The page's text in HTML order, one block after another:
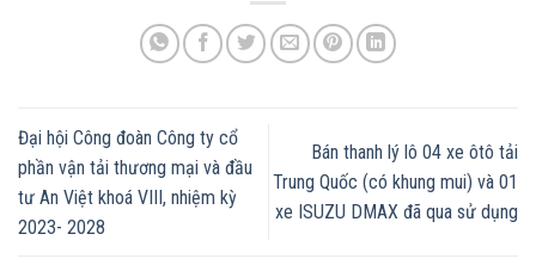
Đại hội Công đoàn Công ty cổ
phần vận tải thương mại và đầu
tư An Việt khoá VIII, nhiệm kỳ
2023- 2028
Bán thanh lý lô 04 xe ôtô tải
Trung Quốc (có khung mui) và 01
xe ISUZU DMAX đã qua sử dụng